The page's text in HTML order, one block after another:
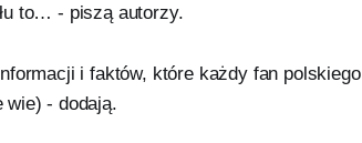
to… - piszą autorzy.
i faktów, które każdy fan polskiego
- dodają.